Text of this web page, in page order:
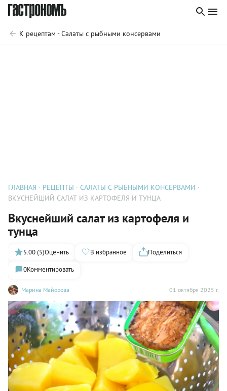
К рецептам - Салаты с рыбными консервами
ГЛАВНАЯ РЕЦЕПТЫ
САЛАТЫ С РЫБНЫМИ КОНСЕРВАМИ
ВКУСНЕЙШИЙ САЛАТ ИЗ КАРТОФЕЛЯ И ТУНЦА
Вкуснейший салат из картофеля и
тунца
Марина Майорова 01 октября 2025 г.
5.00 (5)Оценить В избранное
Поделиться
0Комментировать